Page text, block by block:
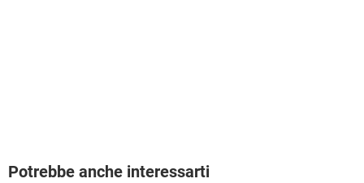
Potrebbe anche interessarti